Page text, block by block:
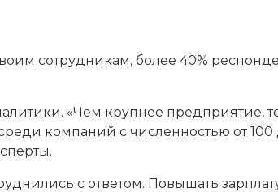
сотрудникам, более 40%
«Чем крупнее предприятие,
компаний с численностью от 100
с ответом. Повышать